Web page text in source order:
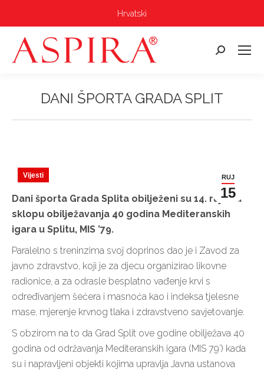
Hrvatski
Pretraga:
DANI ŠPORTA GRADA SPLIT
RUJ
15
Vijesti
Dani športa Grada Splita obilježeni su 14. rujna u
sklopu obilježavanja 40 godina Mediteranskih
igara u Splitu, MIS ’79.
Paralelno s treninzima svoj doprinos dao je i Zavod za
javno zdravstvo, koji je za djecu organizirao likovne
radionice, a za odrasle besplatno vađenje krvi s
određivanjem šećera i masnoća kao i indeksa tjelesne
mase, mjerenje krvnog tlaka i zdravstveno savjetovanje.
S obzirom na to da Grad Split ove godine obilježava 40
godina od održavanja Mediteranskih igara (MIS 79′) kada
su i napravljeni objekti kojima upravlja Javna ustanova